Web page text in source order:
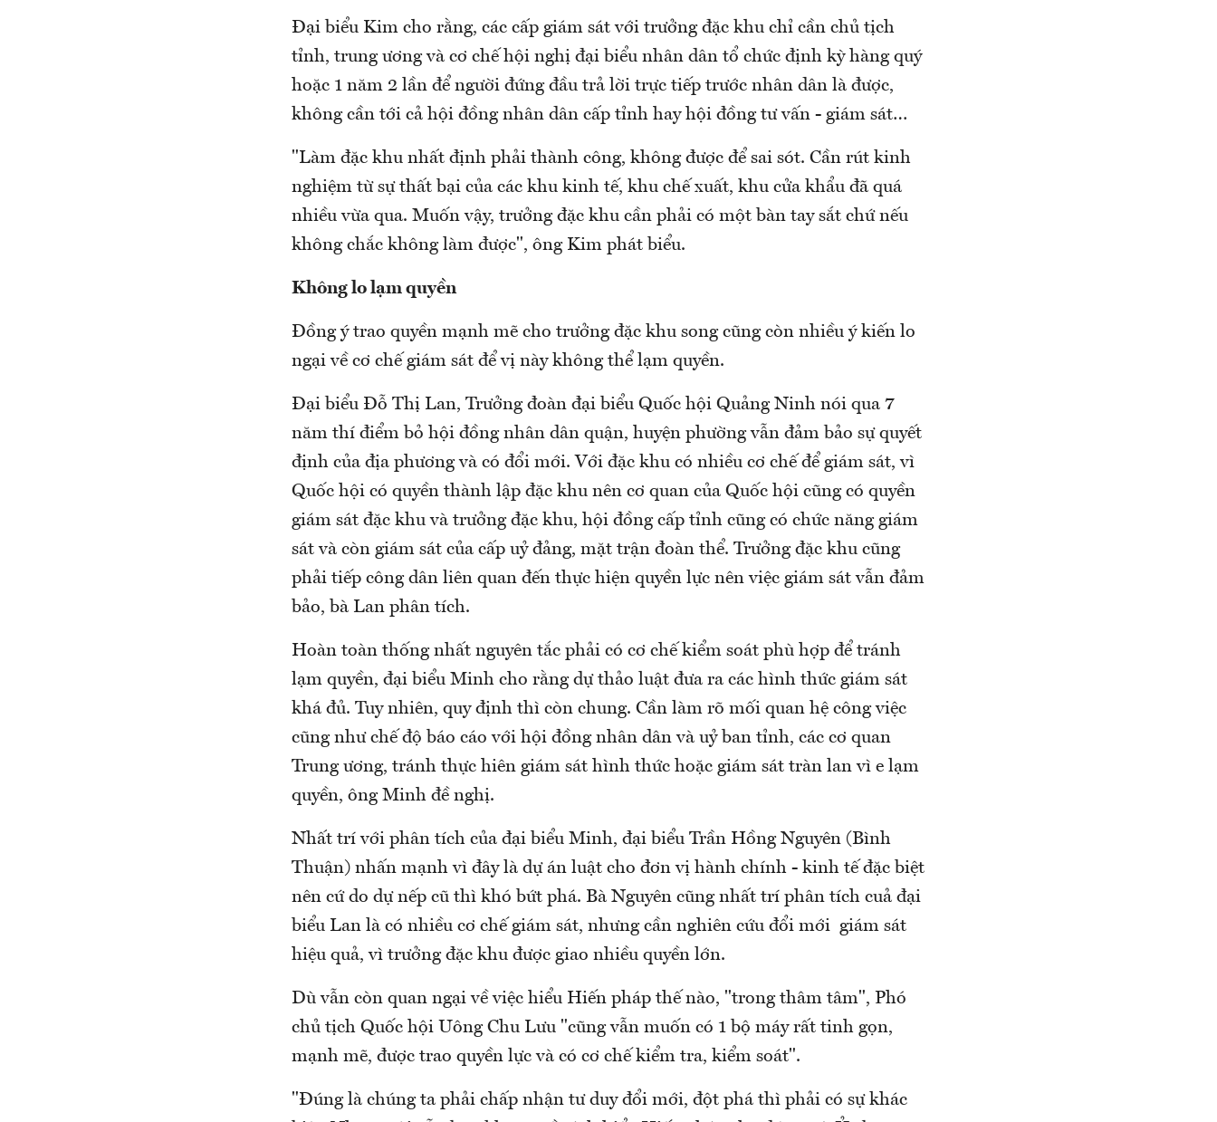
Đại biểu Kim cho rằng, các cấp giám sát với trưởng đặc khu chỉ cần chủ tịch
tỉnh, trung ương và cơ chế hội nghị đại biểu nhân dân tổ chức định kỳ hàng quý
hoặc 1 năm 2 lần để người đứng đầu trả lời trực tiếp trước nhân dân là được,
không cần tới cả hội đồng nhân dân cấp tỉnh hay hội đồng tư vấn - giám sát…
"Làm đặc khu nhất định phải thành công, không được để sai sót. Cần rút kinh
nghiệm từ sự thất bại của các khu kinh tế, khu chế xuất, khu cửa khẩu đã quá
nhiều vừa qua. Muốn vậy, trưởng đặc khu cần phải có một bàn tay sắt chứ nếu
không chắc không làm được", ông Kim phát biểu.
Không lo lạm quyền
Đồng ý trao quyền mạnh mẽ cho trưởng đặc khu song cũng còn nhiều ý kiến lo
ngại về cơ chế giám sát để vị này không thể lạm quyền.
Đại biểu Đỗ Thị Lan, Trưởng đoàn đại biểu Quốc hội Quảng Ninh nói qua 7
năm thí điểm bỏ hội đồng nhân dân quận, huyện phường vẫn đảm bảo sự quyết
định của địa phương và có đổi mới. Với đặc khu có nhiều cơ chế để giám sát, vì
Quốc hội có quyền thành lập đặc khu nên cơ quan của Quốc hội cũng có quyền
giám sát đặc khu và trưởng đặc khu, hội đồng cấp tỉnh cũng có chức năng giám
sát và còn giám sát của cấp uỷ đảng, mặt trận đoàn thể. Trưởng đặc khu cũng
phải tiếp công dân liên quan đến thực hiện quyền lực nên việc giám sát vẫn đảm
bảo, bà Lan phân tích.
Hoàn toàn thống nhất nguyên tắc phải có cơ chế kiểm soát phù hợp để tránh
lạm quyền, đại biểu Minh cho rằng dự thảo luật đưa ra các hình thức giám sát
khá đủ. Tuy nhiên, quy định thì còn chung. Cần làm rõ mối quan hệ công việc
cũng như chế độ báo cáo với hội đồng nhân dân và uỷ ban tỉnh, các cơ quan
Trung ương, tránh thực hiên giám sát hình thức hoặc giám sát tràn lan vì e lạm
quyền, ông Minh đề nghị.
Nhất trí với phân tích của đại biểu Minh, đại biểu Trần Hồng Nguyên (Bình
Thuận) nhấn mạnh vì đây là dự án luật cho đơn vị hành chính - kinh tế đặc biệt
nên cứ do dự nếp cũ thì khó bứt phá. Bà Nguyên cũng nhất trí phân tích cuả đại
biểu Lan là có nhiều cơ chế giám sát, nhưng cần nghiên cứu đổi mới giám sát
hiệu quả, vì trưởng đặc khu được giao nhiều quyền lớn.
Dù vẫn còn quan ngại về việc hiểu Hiến pháp thế nào, "trong thâm tâm", Phó
chủ tịch Quốc hội Uông Chu Lưu "cũng vẫn muốn có 1 bộ máy rất tinh gọn,
mạnh mẽ, được trao quyền lực và có cơ chế kiểm tra, kiểm soát".
"Đúng là chúng ta phải chấp nhận tư duy đổi mới, đột phá thì phải có sự khác